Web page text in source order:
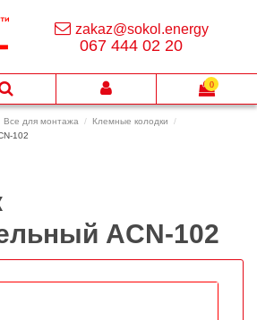
Все для монтажа
Клемные колодки
102
ACN-102
zakaz@sokol.energy
067 444 02 20
0